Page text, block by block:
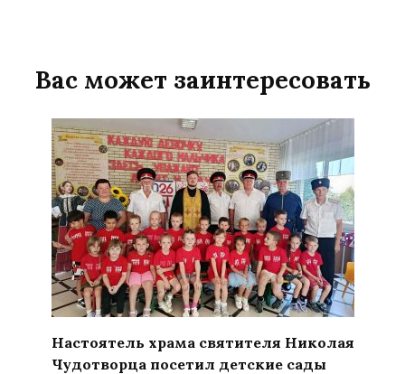
Вас может заинтересовать
Настоятель храма святителя Николая
Чудотворца посетил детские сады